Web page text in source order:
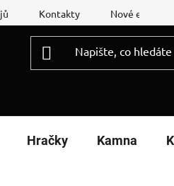
Kontakty Nové
Hračky Kamna